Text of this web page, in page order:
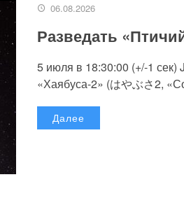
06.08.2026
Разведать
5 июля в 18:30:00 (+/-1
«Хаябуса-2» (はやぶさ2,
Далее